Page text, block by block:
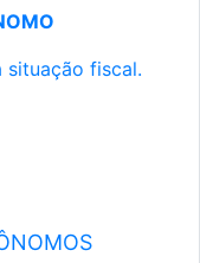
situação fiscal.